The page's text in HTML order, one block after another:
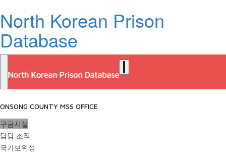
North Korean Prison
Database
ONSONG COUNTY MSS OFFICE
구금시설
담당 조직
국가보위성